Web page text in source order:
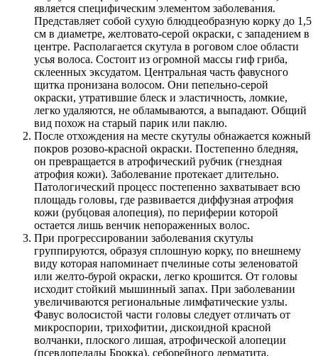
является специфическим элементом заболевания.
Представляет собой сухую блюдцеобразную корку до 1,5
см в диаметре, желтовато-серой окраски, с западением в
центре. Располагается скутула в роговом слое области
усья волоса. Состоит из огромной массы гиф гриба,
склеенных эксудатом. Центральная часть фавусного
щитка пронизана волосом. Они пепельно-серой
окраски, утратившие блеск и эластичность, ломкие,
легко удаляются, не обламываются, а выпадают. Общий
вид похож на старый парик или паклю.
После отхождения на месте скутулы обнажается кожный
покров розово-красной окраски. Постепенно бледняя,
он превращается в атрофический рубчик (гнездная
атрофия кожи). Заболевание протекает длительно.
Патологический процесс постепенно захватывает всю
площадь головы, где развивается диффузная атрофия
кожи (рубцовая алопеция), по периферии которой
остается лишь венчик непораженных волос.
При прогрессировании заболевания скутулы
группируются, образуя сплошную корку, по внешнему
виду которая напоминает пчелиные соты зеленоватой
или желто-бурой окраски, легко крошится. От головы
исходит стойкий мышинный запах. При заболевании
увеличиваются региональные лимфатические узлы.
Фавус волосистой части головы следует отличать от
микроспории, трихофитии, дискоидной красной
волчанки, плоского лишая, атрофической алопеции
(псевдопелады Брокка), себорейного дерматита,